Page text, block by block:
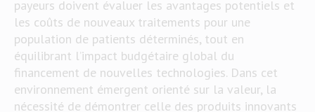
payeurs doivent évaluer les avantages potentiels et
les coûts de nouveaux traitements pour une
population de patients déterminés, tout en
équilibrant l’impact budgétaire global du
financement de nouvelles technologies. Dans cet
environnement émergent orienté sur la valeur, la
nécessité de démontrer celle des produits innovants